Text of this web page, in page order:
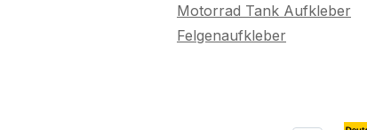
Motorrad Tank Aufkleber
Felgenaufkleber